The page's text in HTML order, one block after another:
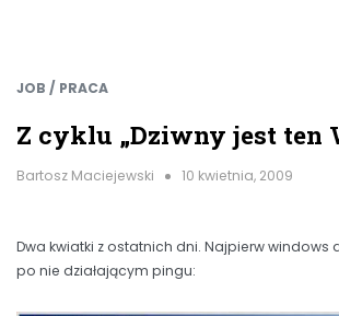
JOB / PRACA
Z cyklu „Dziwny jest ten
Bartosz Maciejewski 10 kwietnia, 2009
Dwa kwiatki z ostatnich dni. Najpierw windows
po nie działającym pingu: